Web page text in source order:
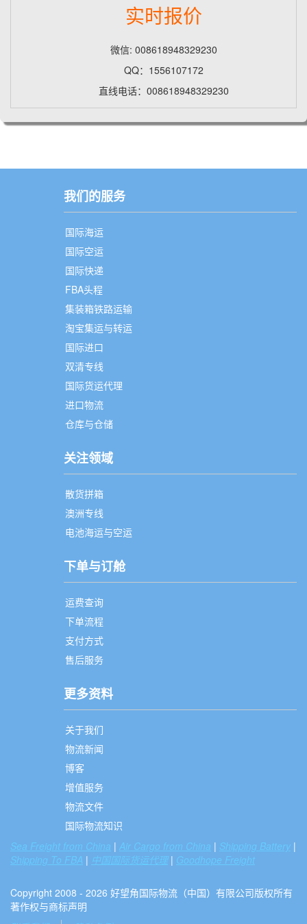
实时报价
微信: 008618948329230
QQ：1556107172
直线电话：008618948329230
我们的服务
国际海运
国际空运
国际快递
FBA头程
集装箱铁路运输
淘宝集运与转运
国际进口
双清专线
国际货运代理
进口物流
仓库与仓储
关注领域
散货拼箱
澳洲专线
电池海运与空运
下单与订舱
运费查询
下单流程
支付方式
售后服务
更多资料
关于我们
物流新闻
博客
增值服务
物流文件
国际物流知识
Sea Freight from China | Air Cargo from China | Shipping Battery |
Shipping To FBA | 中国国际货运代理| Goodhope Freight
Copyright 2008 - 2026 好望角国际物流（中国）有限公司版权所有
著作权与商标声明